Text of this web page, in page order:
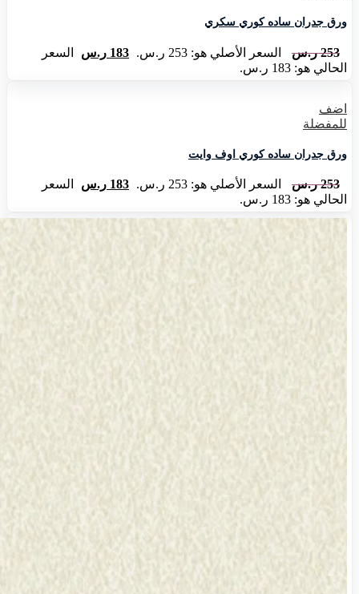
ورق جدران ساده كوري سكري
253 ر.س السعر الأصلي هو: 253 ر.س. 183 ر.س
السعر
الحالي هو: 183 ر.س.
اضف
للمفضلة
ورق جدران ساده كوري اوف وايت
253 ر.س السعر الأصلي هو: 253 ر.س. 183 ر.س
السعر
الحالي هو: 183 ر.س.